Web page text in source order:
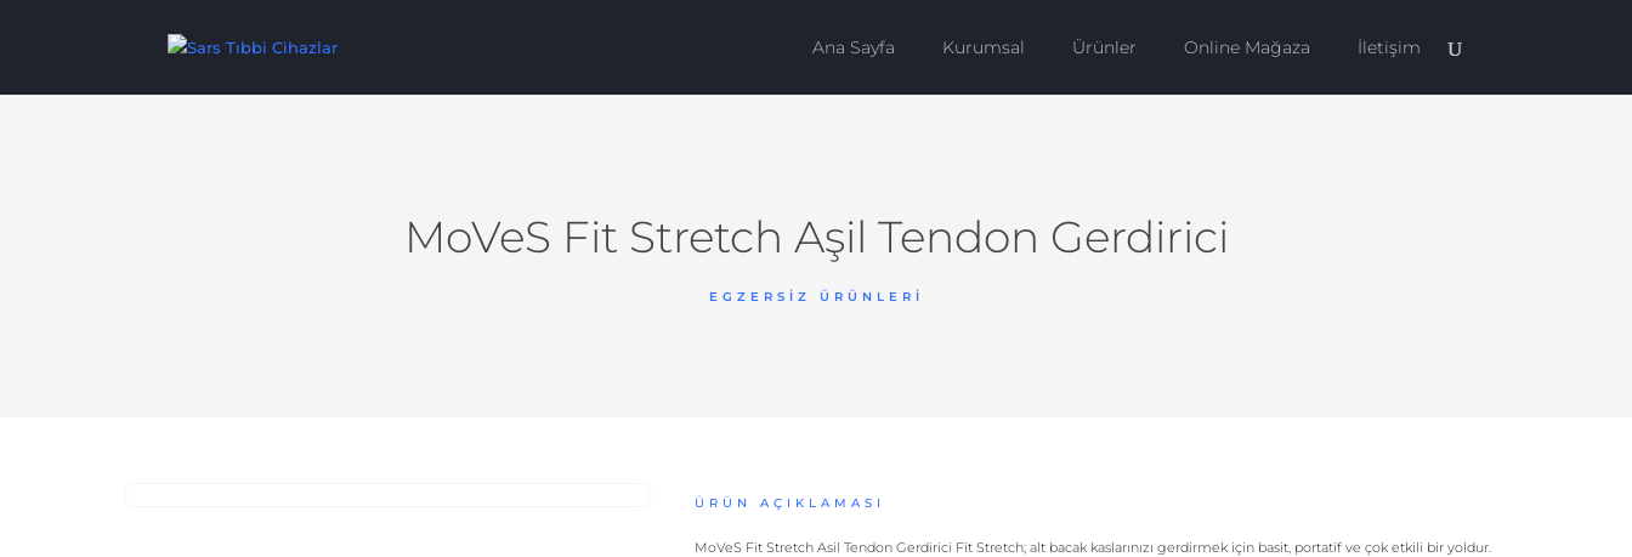
Ana Sayfa Kurumsal Ürünler Online Mağaza İletişim
MoVeS Fit Stretch Aşil Tendon Gerdirici
EGZERSIZ ÜRÜNLERI
ÜRÜN AÇIKLAMASI
MoVeS Fit Stretch Asil Tendon Gerdirici Fit Stretch; alt bacak kaslarınızı gerdirmek için basit, portatif ve çok etkili bir yoldur.